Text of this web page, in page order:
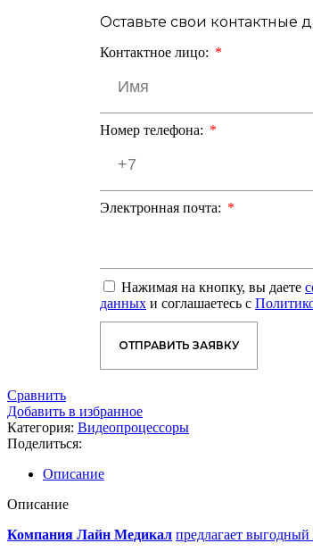
Контактное лицо:
Номер телефона:
Электронная почта:
Нажимая на кнопку, вы даете
данных и соглашаетесь с
ОТПРАВИТЬ ЗАЯВКУ
Оставьте свои контактные
Сравнить
Добавить в избранное
Категория: Видеопроцессоры
Поделиться:
Описание
Описание
Компания Лайн Медикал предлагает